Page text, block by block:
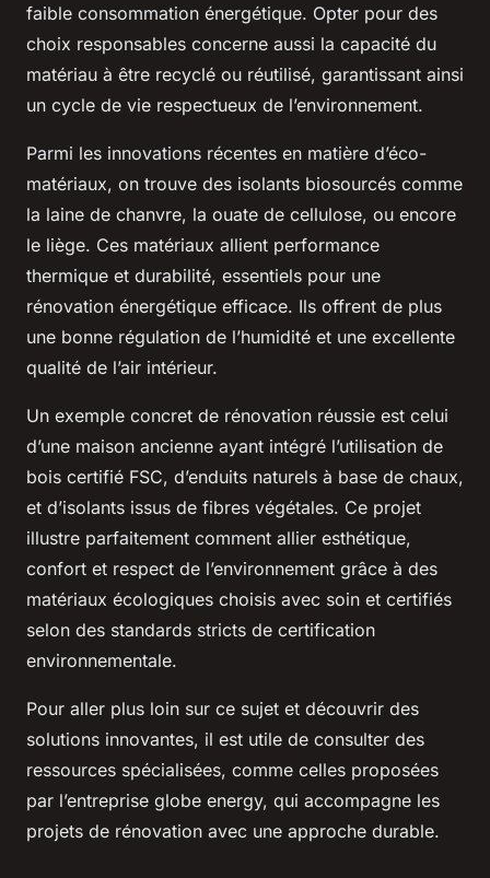
faible consommation énergétique. Opter pour des
choix responsables concerne aussi la capacité du
matériau à être recyclé ou réutilisé, garantissant ainsi
un cycle de vie respectueux de l’environnement.
Parmi les innovations récentes en matière d’éco-
matériaux, on trouve des isolants biosourcés comme
la laine de chanvre, la ouate de cellulose, ou encore
le liège. Ces matériaux allient performance
thermique et durabilité, essentiels pour une
rénovation énergétique efficace. Ils offrent de plus
une bonne régulation de l’humidité et une excellente
qualité de l’air intérieur.
Un exemple concret de rénovation réussie est celui
d’une maison ancienne ayant intégré l’utilisation de
bois certifié FSC, d’enduits naturels à base de chaux,
et d’isolants issus de fibres végétales. Ce projet
illustre parfaitement comment allier esthétique,
confort et respect de l’environnement grâce à des
matériaux écologiques choisis avec soin et certifiés
selon des standards stricts de certification
environnementale.
Pour aller plus loin sur ce sujet et découvrir des
solutions innovantes, il est utile de consulter des
ressources spécialisées, comme celles proposées
par l’entreprise globe energy, qui accompagne les
projets de rénovation avec une approche durable.